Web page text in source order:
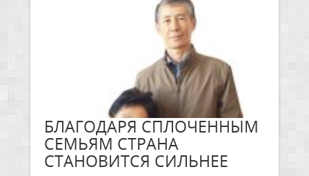
БЛАГОДАРЯ СПЛОЧЕННЫМ
СЕМЬЯМ СТРАНА
СТАНОВИТСЯ СИЛЬНЕЕ